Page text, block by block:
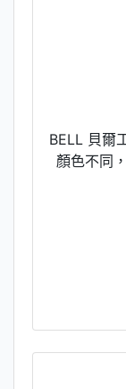
BELL 貝爾
顏色不同